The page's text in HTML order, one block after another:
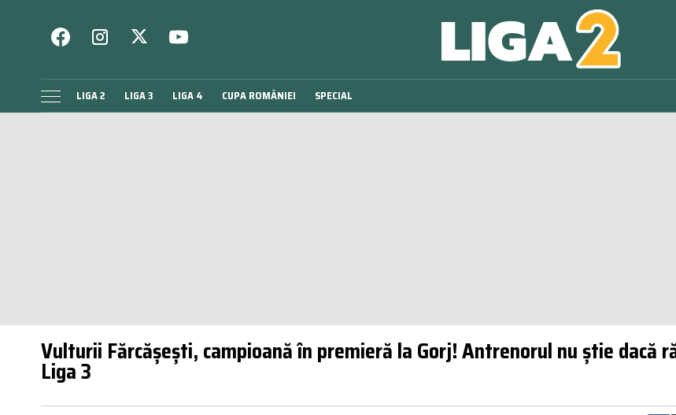
LIGA 2 LIGA 3 LIGA 4 CUPA ROMÂNIEI SPECIAL
Vulturii Fărcășești, campioană în premieră la Gorj! Antrenorul nu ştie dacă
Liga 3